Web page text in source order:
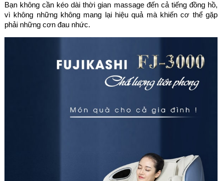
Bạn không cần kéo dài thời gian massage đến cả tiếng đồng hồ,
vì không những không mang lại hiệu quả mà khiến cơ thể gặp
phải những cơn đau nhức.